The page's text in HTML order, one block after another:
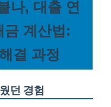
나, 대출 연
금 계산법:
결 과정
던 경험